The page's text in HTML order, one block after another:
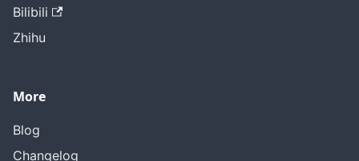
Bilibili
Zhihu
More
Blog
Changelog